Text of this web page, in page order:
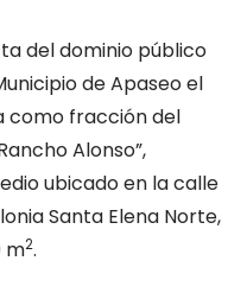
del dominio público
de Apaseo el
como fracción del
Alonso”,
ubicado en la calle
Santa Elena Norte,
m2.